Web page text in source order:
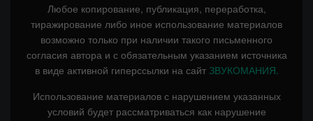
Любое копирование, публикация, переработка,
тиражирование либо иное использование материалов
возможно только при наличии такого письменного
согласия автора и с обязательным указанием источника
в виде активной гиперссылки на сайт ЗВУКОМАНИЯ.
Использование материалов с нарушением указанных
условий будет рассматриваться как нарушение